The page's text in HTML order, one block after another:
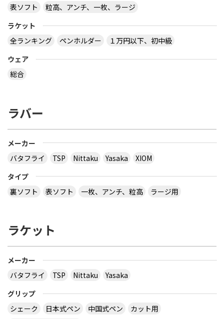
http://table-tennis.ocnk.net/ こちらでユニフォー
おうと思っているのは Li-Ning リーニン 中国代表ユ
３月２８日～島根県で行われた全国中学選抜卓球大
会で販売されていた 背面に「loved table
tennis~」と書かれたデザインTシャツ どこで購入
多分大会Ｔシャツでしょう。 どこでも売ってないの
では？ その会場でしか買えませんので、 最後の方
はサイズごとに売り切れになるので、 欲しい場合は
午前中に購入した方が良いでしょう。 県大会より上
で、出られなくても見に行くといいと思います。
表ソフト
粒高、アンチ、一枚、ラージ
ラケット
全ランキング
ペンホルダー
１万円以下、初中級
ウェア
総合
ラバー
メーカー
バタフライ
TSP Nittaku Yasaka
XIOM
タイプ
裏ソフト
表ソフト 一枚、アンチ、粒高 ラージ用
ラケット
メーカー
バタフライ
TSP Nittaku
Yasaka
グリップ
シェーク
日本式ペン 中国式ペン
カット用